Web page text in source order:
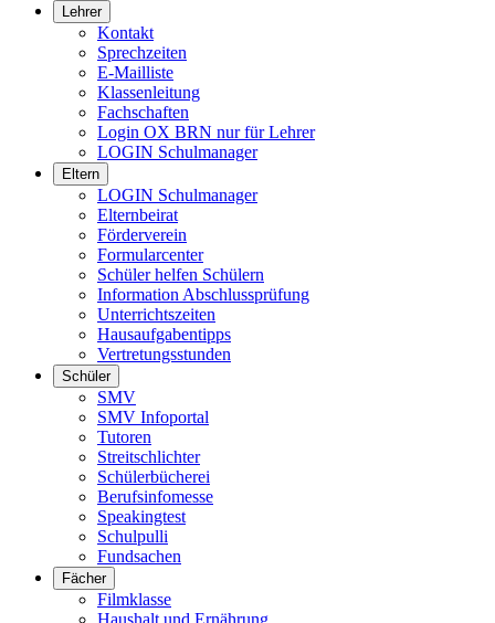
Lehrer
Kontakt
Sprechzeiten
E-Mailliste
Klassenleitung
Fachschaften
Login OX BRN nur für Lehrer
LOGIN Schulmanager
Eltern
LOGIN Schulmanager
Elternbeirat
Förderverein
Formularcenter
Schüler helfen Schülern
Information Abschlussprüfung
Unterrichtszeiten
Hausaufgabentipps
Vertretungsstunden
Schüler
SMV
SMV Infoportal
Tutoren
Streitschlichter
Schülerbücherei
Berufsinfomesse
Speakingtest
Schulpulli
Fundsachen
Fächer
Filmklasse
Haushalt und Ernährung